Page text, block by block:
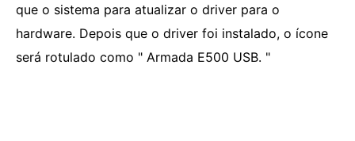
que o sistema para atualizar o driver para o
hardware. Depois que o driver foi instalado, o ícone
será rotulado como " Armada E500 USB. "